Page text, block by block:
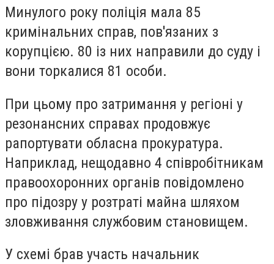
Минулого року поліція мала 85
кримінальних справ, пов'язаних з
корупцією. 80 із них направили до суду і
вони торкалися 81 особи.
При цьому про затримання у регіоні у
резонансних справах продовжує
рапортувати обласна прокуратура.
Наприклад, нещодавно 4 співробітникам
правоохоронних органів повідомлено
про підозру у розтраті майна шляхом
зловживання службовим становищем.
У схемі брав участь начальник